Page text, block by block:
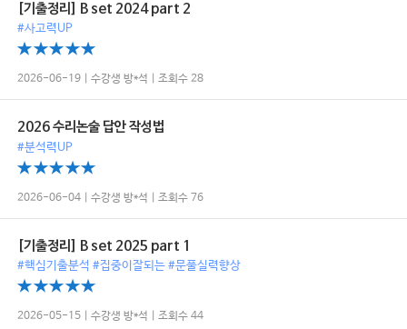
[기출정리] B set 2024 part 2
#사고력UP
2026-06-19 | 수강생 방*석 | 조회수 28
2026 수리논술 답안 작성법
#분석력UP
2026-06-04 | 수강생 방*석 | 조회수 76
[기출정리] B set 2025 part 1
#핵심기출분석 #집중이잘되는 #문풀실력향상
2026-05-15 | 수강생 방*석 | 조회수 44